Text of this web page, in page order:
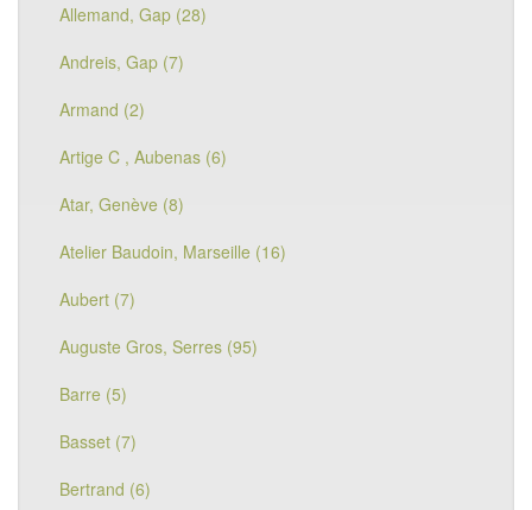
Allemand, Gap (28)
Andreis, Gap (7)
Armand (2)
Artige C , Aubenas (6)
Atar, Genève (8)
Atelier Baudoin, Marseille (16)
Aubert (7)
Auguste Gros, Serres (95)
Barre (5)
Basset (7)
Bertrand (6)